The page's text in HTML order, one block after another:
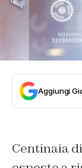
Aggiungi
Centinaia